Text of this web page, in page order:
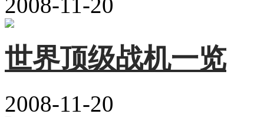
世界顶级战机一览
2008-11-20